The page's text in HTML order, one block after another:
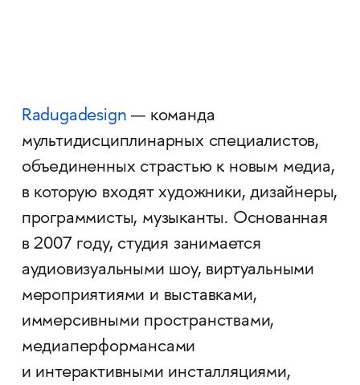
Radugadesign — команда
мультидисциплинарных специалистов,
объединенных страстью к новым медиа,
в которую входят художники, дизайнеры,
программисты, музыканты. Основанная
в 2007 году, студия занимается
аудиовизуальными шоу, виртуальными
мероприятиями и выставками,
иммерсивными пространствами,
медиаперформансами
и интерактивными инсталляциями,